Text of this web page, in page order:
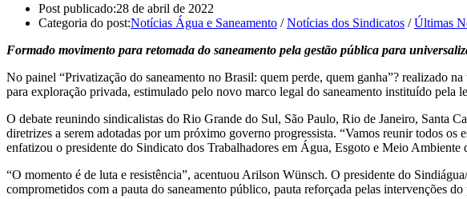
Post publicado:28 de abril de 2022
Categoria do post:Notícias Água e Saneamento / Notícias dos Sindicatos / Últimas
Formado movimento para retomada do saneamento pela gestão pública para
No painel “Privatização do saneamento no Brasil: quem perde, quem ganha”? realizado
para exploração privada, estimulado pelo novo marco legal do saneamento instituído pela
O debate reunindo sindicalistas do Rio Grande do Sul, São Paulo, Rio de Janeiro, Santa
diretrizes a serem adotadas por um próximo governo progressista. “Vamos reunir todos
enfatizou o presidente do Sindicato dos Trabalhadores em Água, Esgoto e Meio Ambiente
“O momento é de luta e resistência”, acentuou Arilson Wünsch. O presidente do
comprometidos com a pauta do saneamento público, pauta reforçada pelas intervenções